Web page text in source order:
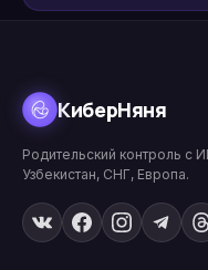
КиберНяня
Родительский контроль с
Узбекистан, СНГ, Европа.